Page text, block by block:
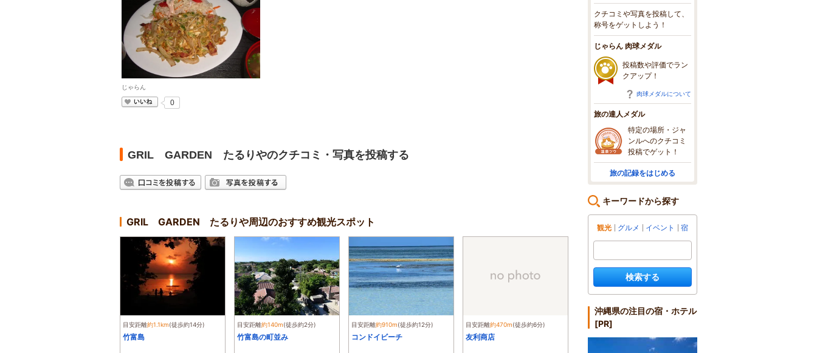
じゃらん
いいね
0
GRIL GARDEN たるりやのクチコミ・写真を投稿する
GRIL GARDEN たるりや周辺のおすすめ観光スポット
目安距離約1.1km(徒歩約14分)
竹富島
目安距離約140m(徒歩約2分)
竹富島の町並み
目安距離約910m(徒歩約12分)
コンドイビーチ
目安距離約470m(徒歩約6分)
友利商店
クチコミや写真を投稿して、
称号をゲットしよう！
じゃらん 肉球メダル
投稿数や評価でラン
クアップ！
肉球メダルについて
旅の達人メダル
特定の場所・ジャ
ンルへのクチコミ
投稿でゲット！
旅の記録をはじめる
キーワードから探す
観光 グルメ イベント 宿
検索する
沖縄県の注目の宿・ホテル
[PR]